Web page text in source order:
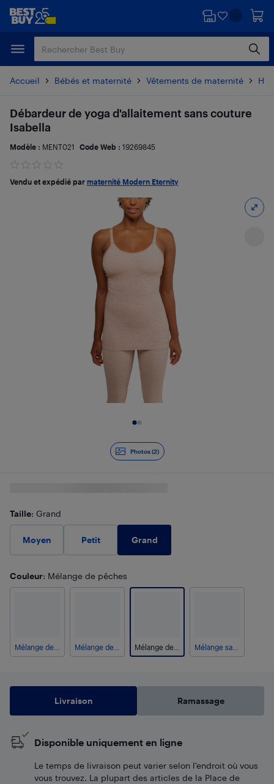
Passer
principal
Passer
Accueil Bébés et maternité Vêtements de maternité
Photos (2)
Débardeur de yoga d'allaitement sans couture
Isabella
Modèle : MENT021 Code Web : 19269845
Vendu et expédié par maternité Modern Eternity
Taille: Grand
Moyen Petit Grand
Couleur: Mélange de pêches
Livraison Ramassage
Disponible uniquement en ligne
Le temps de livraison peut varier selon l'endroit où vous
vous trouvez. La plupart des articles de la Place de